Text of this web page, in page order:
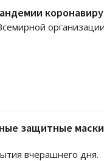
защитные
вчерашнего дня.